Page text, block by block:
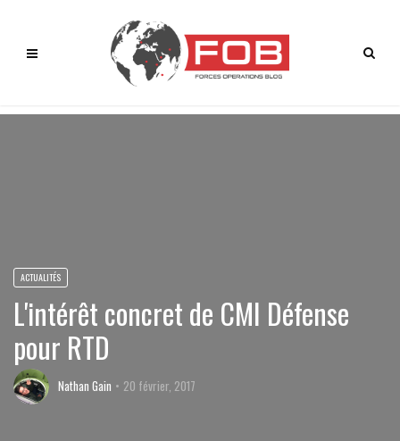
ACTUALITÉS
L'intérêt concret de CMI Défense
pour RTD
Nathan Gain 20 février, 2017